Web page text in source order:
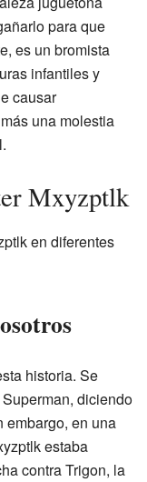
para que
es un bromista
infantiles y
causar
una molestia
Mxyzptlk
en diferentes
historia. Se
diciendo
embargo, en una
estaba
contra Trigon, la